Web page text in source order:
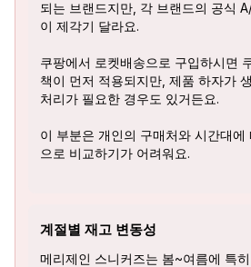
되는 브랜드지만, 각 브랜드의 공식
이 제각기 달라요.
쿠팡에서 로켓배송으로 구입하시면
책이 먼저 적용되지만, 제품 하자가
처리가 필요한 경우도 있거든요.
이 부분은 개인의 구매처와 시간대에
으로 비교하기가 어려워요.
계절별 재고 변동성
메리제인 스니커즈는 봄~여름에 특